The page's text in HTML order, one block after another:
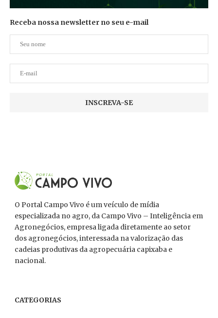
Receba nossa newsletter no seu e-mail
O Portal Campo Vivo é um veículo de mídia
especializada no agro, da Campo Vivo – Inteligência em
Agronegócios, empresa ligada diretamente ao setor
dos agronegócios, interessada na valorização das
cadeias produtivas da agropecuária capixaba e
nacional.
CATEGORIAS